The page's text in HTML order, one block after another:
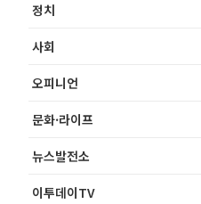
정치
사회
오피니언
문화·라이프
뉴스발전소
이투데이TV